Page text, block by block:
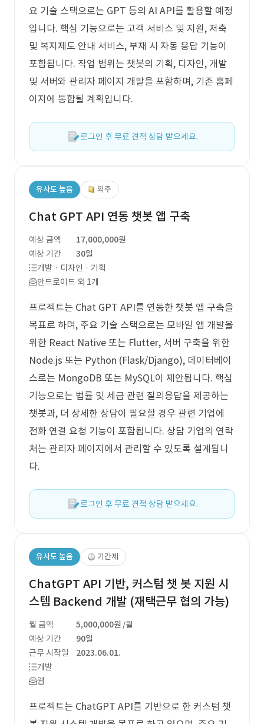
요 기술 스택으로는 GPT 등의 AI API를 활용할 예정
입니다. 핵심 기능으로는 고객 서비스 및 지원, 저축
및 복지제도 안내 서비스, 부재 시 자동 응답 기능이
포함됩니다. 작업 범위는 챗봇의 기획, 디자인, 개발
및 서버와 관리자 페이지 개발을 포함하며, 기존 홈페
이지에 통합될 계획입니다.
로그인 후 무료 견적 상담 받으세요.
유사도 높음 외주
Chat GPT API 연동 챗봇 앱 구축
예상 금액
17,000,000원
예상 기간
30일
개발 · 디자인 · 기획
안드로이드 외 1개
프로젝트는 Chat GPT API를 연동한 챗봇 앱 구축을
목표로 하며, 주요 기술 스택으로는 모바일 앱 개발을
위한 React Native 또는 Flutter, 서버 구축을 위한
Node.js 또는 Python (Flask/Django), 데이터베이
스로는 MongoDB 또는 MySQL이 제안됩니다. 핵심
기능으로는 법률 및 세금 관련 질의응답을 제공하는
챗봇과, 더 상세한 상담이 필요할 경우 관련 기업에
전화 연결 요청 기능이 포함됩니다. 상담 기업의 연락
처는 관리자 페이지에서 관리할 수 있도록 설계됩니
다.
로그인 후 무료 견적 상담 받으세요.
유사도 높음 기간제
ChatGPT API 기반, 커스텀 챗 봇 지원 시
스템 Backend 개발 (재택근무 협의 가능)
월 금액 5,000,000원 /월
예상 기간
90일
근무 시작일
2023.06.01.
개발
웹
프로젝트는 ChatGPT API를 기반으로 한 커스텀 챗